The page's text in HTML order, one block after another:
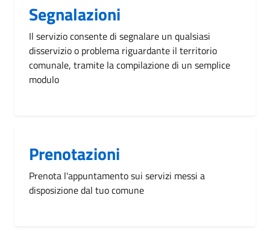
Segnalazioni
Il servizio consente di segnalare un qualsiasi
disservizio o problema riguardante il territorio
comunale, tramite la compilazione di un semplice
modulo
Prenotazioni
Prenota l'appuntamento sui servizi messi a
disposizione dal tuo comune